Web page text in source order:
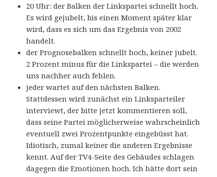
20 Uhr: der Balken der Linkspartei schnellt hoch.
Es wird gejubelt, bis einen Moment später klar
wird, dass es sich um das Ergebnis von 2002
handelt.
der Prognosebalken schnellt hoch, keiner jubelt.
2 Prozent minus für die Linkspartei – die werden
uns nachher auch fehlen.
jeder wartet auf den nächsten Balken.
Stattdessen wird zunächst ein Linksparteiler
interviewt, der bitte jetzt kommentieren soll,
dass seine Partei möglicherweise wahrscheinlich
eventuell zwei Prozentpunkte eingebüsst hat.
Idiotisch, zumal keiner die anderen Ergebnisse
kennt. Auf der TV4-Seite des Gebäudes schlagen
dagegen die Emotionen hoch. Ich hätte dort sein